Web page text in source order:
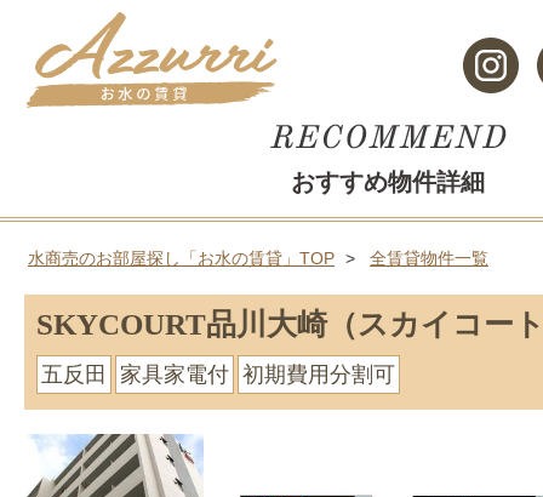
おすすめ物件詳細
水商売のお部屋探し「お水の賃貸」TOP 全賃貸物件一覧
SKYCOURT品川大崎（スカイコー
五反田 家具家電付 初期費用分割可